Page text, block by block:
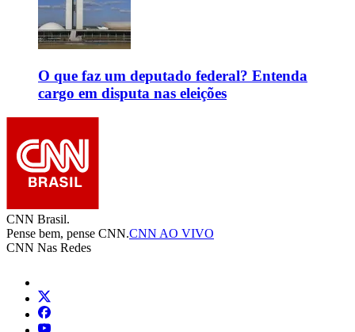
O que faz um deputado federal? Entenda
cargo em disputa nas eleições
CNN Brasil.
Pense bem, pense CNN.CNN AO VIVO
CNN Nas Redes